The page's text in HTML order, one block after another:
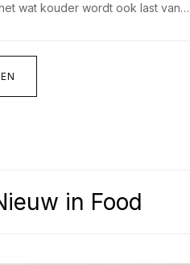
wat kouder wordt ook last van…
in Food